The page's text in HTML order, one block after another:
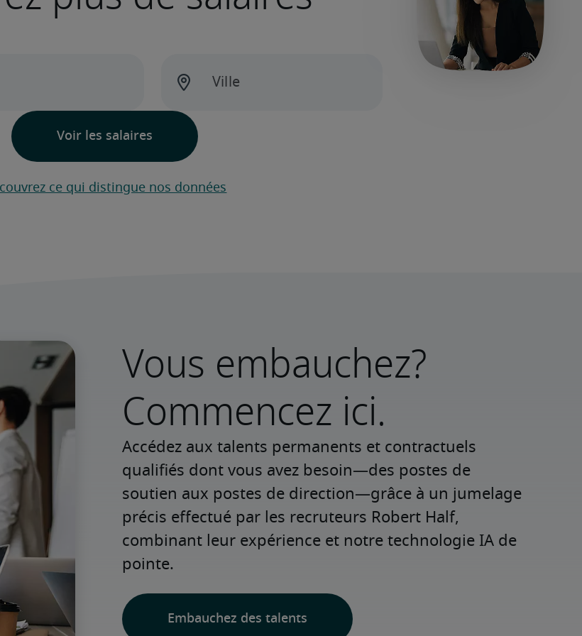
ce qui distingue nos données
Vous embauchez?
Commencez ici.
Accédez aux talents permanents et contractuels
qualifiés dont vous avez besoin—des postes de
soutien aux postes de direction—grâce à un jumelage
précis effectué par les recruteurs Robert Half,
combinant leur expérience et notre technologie IA de
pointe.
Embauchez des talents